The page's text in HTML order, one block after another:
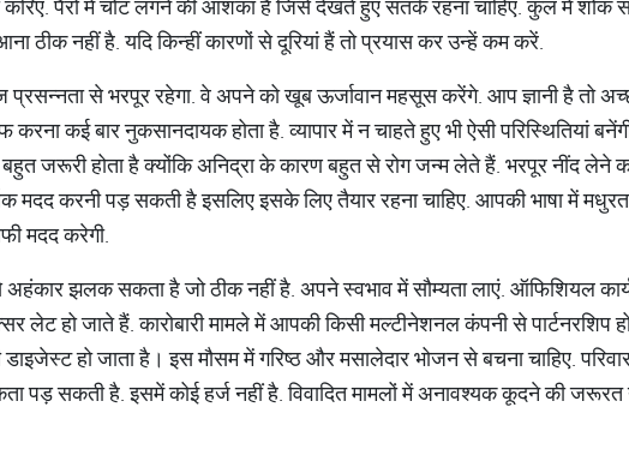
करिए. पैरों में चोट लगने की आशंका है जिसे देखते हुए सतर्क रहना चाहिए. कुल में शोक
आना ठीक नहीं है. यदि किन्हीं कारणों से दूरियां हैं तो प्रयास कर उन्हें कम करें.
प्रसन्नता से भरपूर रहेगा. वे अपने को खूब ऊर्जावान महसूस करेंगे. आप ज्ञानी है तो
कई बार नुकसानदायक होता है. व्यापार में न चाहते हुए भी ऐसी परिस्थितियां
जरूरी होता है क्योंकि अनिद्रा के कारण बहुत से रोग जन्म लेते हैं. भरपूर नींद लेने
करनी पड़ सकती है इसलिए इसके लिए तैयार रहना चाहिए. आपकी भाषा में मधुरता
मदद करेगी.
अहंकार झलक सकता है जो ठीक नहीं है. अपने स्वभाव में सौम्यता लाएं. ऑफिशियल
लेट हो जाते हैं. कारोबारी मामले में आपकी किसी मल्टीनेशनल कंपनी से पार्टनरशिप
हो जाता है। इस मौसम में गरिष्ठ और मसालेदार भोजन से बचना चाहिए.
पड़ सकती है. इसमें कोई हर्ज नहीं है. विवादित मामलों में अनावश्यक कूदने की